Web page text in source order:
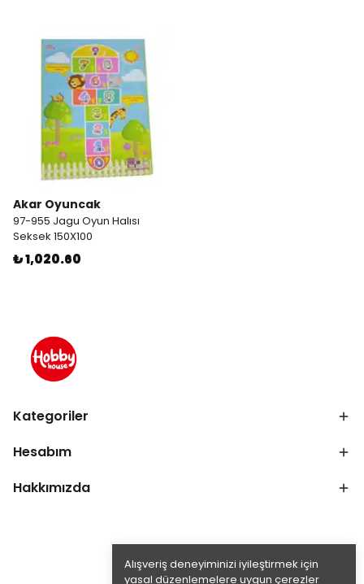
Alışveriş deneyiminizi iyileştirmek için
yasal düzenlemelere uygun çerezler
Akar Oyuncak
97-955 Jagu Oyun Halısı
Seksek 150X100
₺ 1,020.60
Kategoriler
Hesabım
Hakkımızda